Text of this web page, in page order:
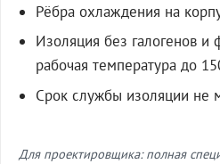
Рёбра охлаждения на
Изоляция без галогенов
рабочая температура до
Срок службы изоляции не
Для проектировщика: полная